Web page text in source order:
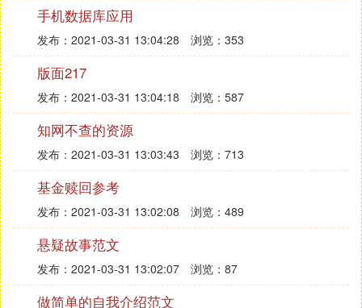
所必须的。手术后吃什么很重要，如何加强营养也是
一门学问。在食物的选择上面有三个根据。一、 根
据营养价值选择食物。手术后要多进食营养价值比较
高、清淡而又容易消化吸收的食物，尤其是优质动物
蛋白质；其次是补充微量元素，尤其是锌与钾。锌是
化学反应中的媒介，在促进蛋白（尤其是胶原蛋白）
的合成中起重要作用；钾能维持肌肉兴奋，术后容易
缺钾，导致疲乏无力；再次是各种维生素及纤维素的
补充。它们可以增加抗感染的能力，而维生素A、
C、E还可以促进伤口愈合；然后，可适量饮用碱性
矿泉水。这样可以在补充水分的同时使尿酸盐溶解与
排泄。最后要避免食用猪油、动物内脏、鳗鱼、甲
鱼，少吃肥肉及含胆固醇较高的海鱼等。还要避免
烟、酒及浓茶，忌人参、蜂皇浆及灵芝等。二、根据
手术类型与手术对象选择食物。不同的手术类型在选
手机数据库应用
发布：2021-03-31 13:04:28 浏览：353
版面217
发布：2021-03-31 13:04:18 浏览：587
知网不查的资源
发布：2021-03-31 13:03:43 浏览：713
基金赎回参考
发布：2021-03-31 13:02:08 浏览：489
悬疑故事范文
发布：2021-03-31 13:02:07 浏览：87
做简单的自我介绍范文